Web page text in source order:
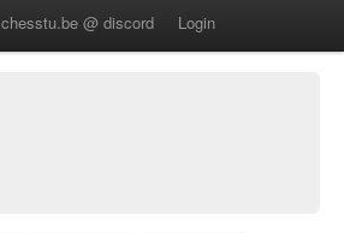
chesstu.be @ discord Login